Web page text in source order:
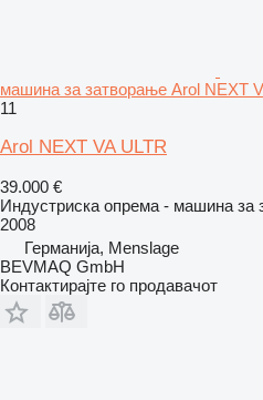
машина за затворање Arol NEXT
11
Arol NEXT VA ULTR
39.000 €
Индустриска опрема - машина за
2008
Германија, Menslage
BEVMAQ GmbH
Контактирајте го продавачот